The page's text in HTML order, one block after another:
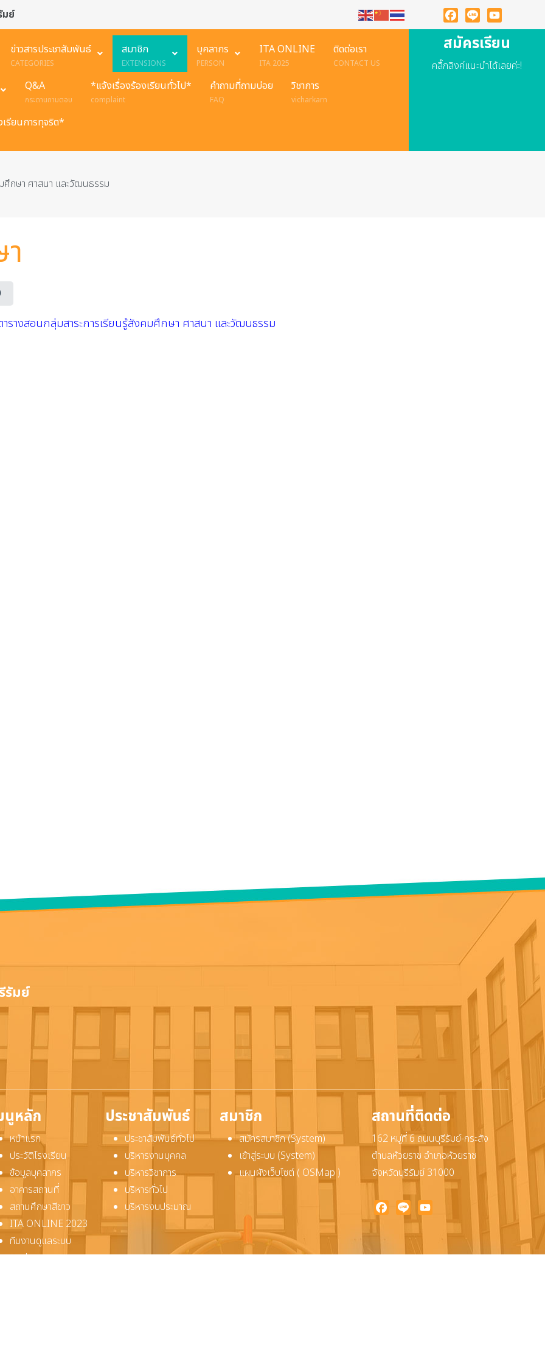
มย์
Facebook
Line YouTube
ข่าวสารประชาสัมพันธ์
CATEGORIES
สมาชิก
EXTENSIONS
บุคลากร
PERSON
ITA ONLINE
ITA 2025
ติดต่อเรา
CONTACT US
Q&A
กระดานถามตอบ
*แจ้งเรื่องร้องเรียนทั่วไป*
complaint
คำถามที่ถามบ่อย
FAQ
วิชาการ
vicharkarn
รียนการทุจริต*
สมัครเรียน
คลื๊กลิงค์แนะนำได้เลยค่ะ!
ศึกษา ศาสนา และวัฒนธรรม
ารางสอนกลุ่มสาระการเรียนรู้สังคมศึกษา ศาสนา และวัฒนธรรม
รัมย์
นูหลัก
หน้าแรก
ประวัติโรงเรียน
ข้อมูลบุคลากร
อาคารสถานที่
สถานศึกษาสีขาว
ITA ONLINE 2023
ทีมงานดูแลระบบ
ติดต่อเรา
ประชาสัมพันธ์
ประชาสัมพันธ์ทั่วไป
บริหารงานบุคคล
บริหารวิชาการ
บริหารทั่วไป
บริหารงบประมาณ
สมาชิก
สมัครสมาชิก (System)
เข้าสู่ระบบ (System)
แผนผังเว็บไซต์ ( OSMap )
สถานที่ติดต่อ
162 หมู่ที่ 6 ถนนบุรีรัมย์-กระสัง
ตำบลห้วยราช อำเภอห้วยราช
จังหวัดบุรีรัมย์ 31000
Facebook
Line YouTube